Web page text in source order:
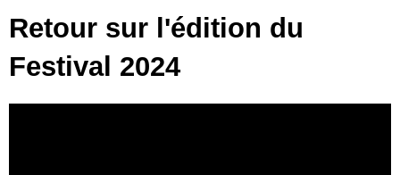
Retour sur l'édition du
Festival 2024